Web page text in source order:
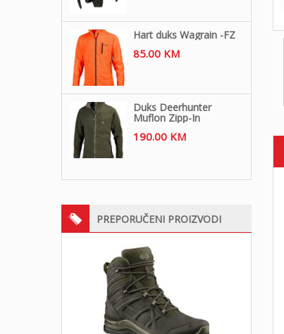
Hart duks Wagrain -FZ
85.00 KM
Duks Deerhunter
Muflon Zipp-In
190.00 KM
PREPORUČENI PROIZVODI